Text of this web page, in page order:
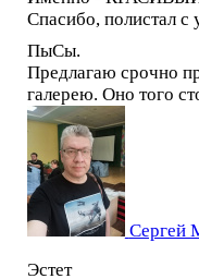
Спасибо, полистал с
ПыСы.
Предлагаю срочно
галерею. Оно того
Сергей
Эстет